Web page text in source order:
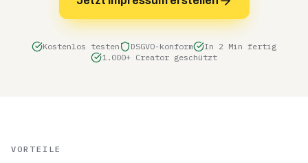
Kostenlos testen DSGVO-konform
In 2 Min fertig
1.000+ Creator geschützt
VORTEILE